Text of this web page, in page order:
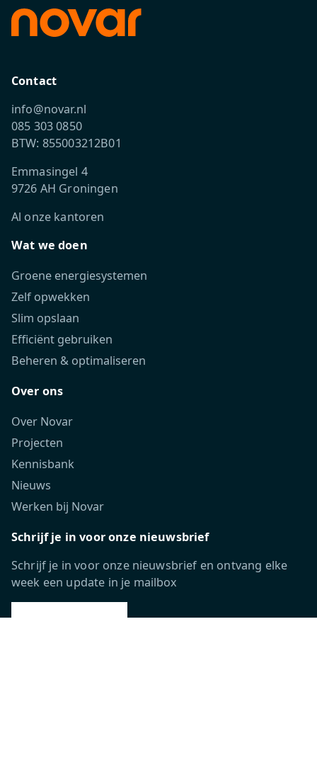
Contact
info@novar.nl
085 303 0850
BTW: 855003212B01
Emmasingel 4
9726 AH Groningen
Al onze kantoren
Wat we doen
Groene energiesystemen
Zelf opwekken
Slim opslaan
Efficiënt gebruiken
Beheren & optimaliseren
Over ons
Over Novar
Projecten
Kennisbank
Nieuws
Werken bij Novar
Schrijf je in voor onze nieuwsbrief
Schrijf je in voor onze nieuwsbrief en ontvang elke
week een update in je mailbox